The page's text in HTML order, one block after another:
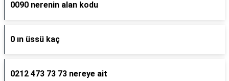
0090 nerenin alan kodu
0 ın üssü kaç
0212 473 73 73 nereye ait